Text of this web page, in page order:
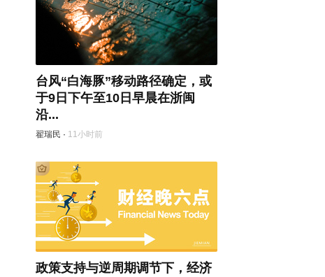
台风“白海豚”移动路径确定，或
于9日下午至10日早晨在浙闽
沿...
翟瑞民 · 11小时前
政策支持与逆周期调节下，经济